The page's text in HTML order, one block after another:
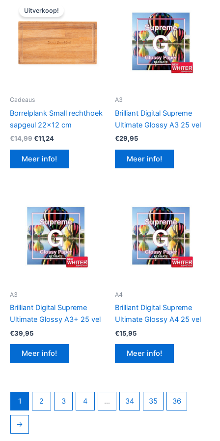
Uitverkoop!
Cadeaus
Borrelplank Small rechthoek
sapgeul 22×12 cm
€14,99Oorspronkelijke
was:
€14,99.
€11,24Huidige
is:
€11,24.
Meer info!
A3
Brilliant Digital Supreme
Ultimate Glossy A3 25 vel
€29,95
Meer info!
A3
Brilliant Digital Supreme
Ultimate Glossy A3+ 25 vel
€39,95
Meer info!
A4
Brilliant Digital Supreme
Ultimate Glossy A4 25 vel
€15,95
Meer info!
1 2 3 4 … 34 35 36
→